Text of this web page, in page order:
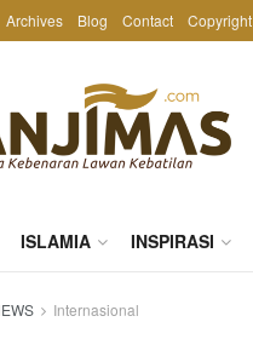
Archives Blog Contact Copyright
ISLAMIA INSPIRASI
Internasional